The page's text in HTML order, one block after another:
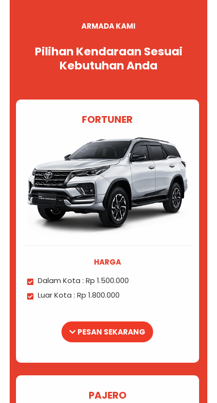
ARMADA KAMI
Pilihan Kendaraan Sesuai
Kebutuhan Anda
FORTUNER
HARGA
Dalam Kota : Rp 1.500.000
Luar Kota : Rp 1.800.000
PESAN SEKARANG
PAJERO